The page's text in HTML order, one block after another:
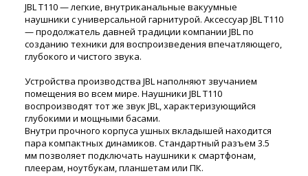
JBL T110 — легкие, внутриканальные вакуумные
наушники с универсальной гарнитурой. Аксессуар JBL T110
— продолжатель давней традиции компании JBL по
созданию техники для воспроизведения впечатляющего,
глубокого и чистого звука.
Устройства производства JBL наполняют звучанием
помещения во всем мире. Наушники JBL T110
воспроизводят тот же звук JBL, характеризующийся
глубокими и мощными басами.
Внутри прочного корпуса ушных вкладышей находится
пара компактных динамиков. Стандартный разъем 3.5
мм позволяет подключать наушники к смартфонам,
плеерам, ноутбукам, планшетам или ПК.